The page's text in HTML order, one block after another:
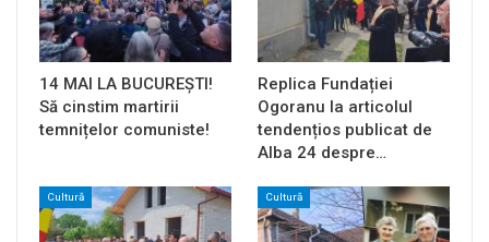
14 MAI LA BUCUREȘTI!
Să cinstim martirii
temnițelor comuniste!
Replica Fundației
Ogoranu la articolul
tendențios publicat de
Alba 24 despre…
Cultură Cultură